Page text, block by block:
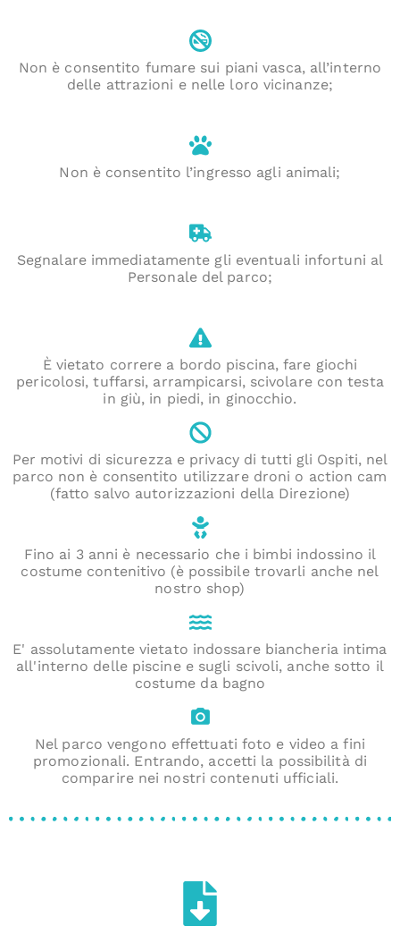
Non è consentito fumare sui piani vasca, all’interno
delle attrazioni e nelle loro vicinanze;
Non è consentito l’ingresso agli animali;
Segnalare immediatamente gli eventuali infortuni al
Personale del parco;
È vietato correre a bordo piscina, fare giochi
pericolosi, tuffarsi, arrampicarsi, scivolare con testa
in giù, in piedi, in ginocchio.
Per motivi di sicurezza e privacy di tutti gli Ospiti, nel
parco non è consentito utilizzare droni o action cam
(fatto salvo autorizzazioni della Direzione)
Fino ai 3 anni è necessario che i bimbi indossino il
costume contenitivo (è possibile trovarli anche nel
nostro shop)
E' assolutamente vietato indossare biancheria intima
all'interno delle piscine e sugli scivoli, anche sotto il
costume da bagno
Nel parco vengono effettuati foto e video a fini
promozionali. Entrando, accetti la possibilità di
comparire nei nostri contenuti ufficiali.